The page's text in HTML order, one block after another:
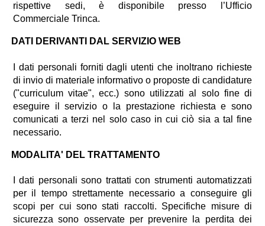
rispettive sedi, è disponibile presso l’Ufficio
Commerciale Trinca.
DATI DERIVANTI DAL SERVIZIO WEB
I dati personali forniti dagli utenti che inoltrano richieste
di invio di materiale informativo o proposte di candidature
("curriculum vitae", ecc.) sono utilizzati al solo fine di
eseguire il servizio o la prestazione richiesta e sono
comunicati a terzi nel solo caso in cui ciò sia a tal fine
necessario.
MODALITA' DEL TRATTAMENTO
I dati personali sono trattati con strumenti automatizzati
per il tempo strettamente necessario a conseguire gli
scopi per cui sono stati raccolti. Specifiche misure di
sicurezza sono osservate per prevenire la perdita dei